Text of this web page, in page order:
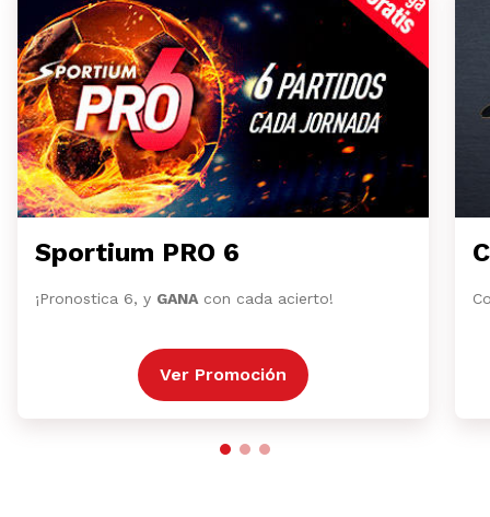
Sportium PRO 6
¡Pronostica 6, y GANA con cada acierto!
Ver Promoción